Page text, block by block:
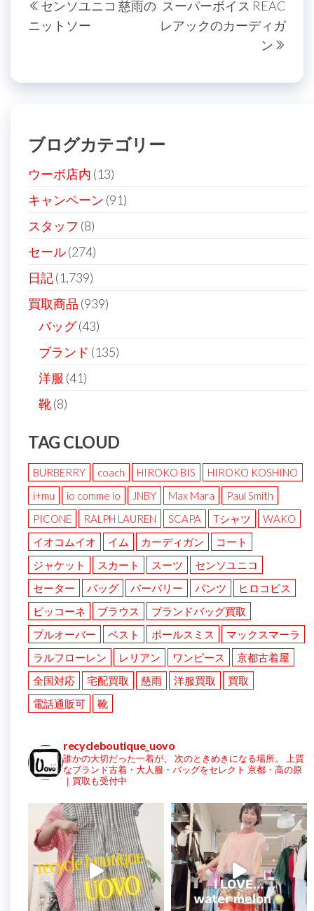
稿
ナ
ゲ
シ
ョ
ン
去
の
センソユニコ 慈雨の
ニットソー
スーパーボイス REAC
レアックのカーディガ
ン
ブログカテゴリー
ウーボ店内 (13)
キャンペーン (91)
スタッフ (8)
セール(274)
日記(1,739)
買取商品 (939)
バッグ(43)
ブランド (135)
洋服 (41)
靴(8)
TAG CLOUD
BURBERRY coach HIROKO BIS
HIROKO KOSHINO
i+mu
io comme io JNBY Max Mara
Paul Smith
PICONE
RALPH LAUREN SCAPA Tシャツ
WAKO
イオコムイオ
イム カーディガン
コート
ジャケット
スカート スーツ
センソユニコ
セーター
バッグ バーバリー パンツ
ヒロコビス
ピッコーネ
ブラウス
ブランドバッグ買取
プルオーバー
ベスト ポールスミス
マックスマーラ
ラルフローレン
レリアン ワンピース
京都古着屋
全国対応
宅配買取 慈雨 洋服買取
買取
電話通販可
靴
recycleboutique_uovo
誰かの大切だった一着が、 次のときめきになる場所。
上質
なブランド古着・大人服・バッグをセレクト 京都・高の原
｜買取も受付中